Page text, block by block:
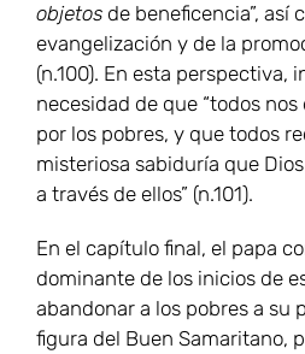
objetos de beneficencia”, así
evangelización y de la
(n.100). En esta perspectiva,
necesidad de que “todos
por los pobres, y que todos
misteriosa sabiduría que
a través de ellos” (n.101).
En el capítulo final, el papa
dominante de los inicios de
abandonar a los pobres a su
figura del Buen Samaritano,